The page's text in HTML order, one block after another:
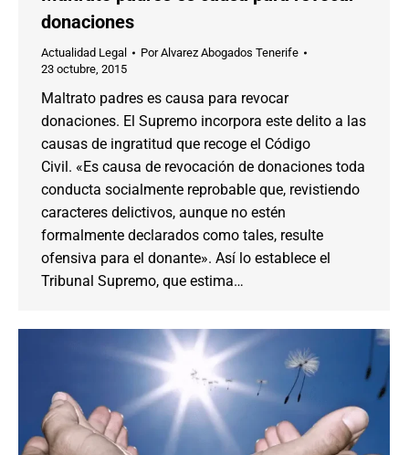
donaciones
Actualidad Legal PorAlvarez Abogados Tenerife
23 octubre, 2015
Maltrato padres es causa para revocar
donaciones. El Supremo incorpora este delito a las
causas de ingratitud que recoge el Código
Civil. «Es causa de revocación de donaciones toda
conducta socialmente reprobable que, revistiendo
caracteres delictivos, aunque no estén
formalmente declarados como tales, resulte
ofensiva para el donante». Así lo establece el
Tribunal Supremo, que estima…